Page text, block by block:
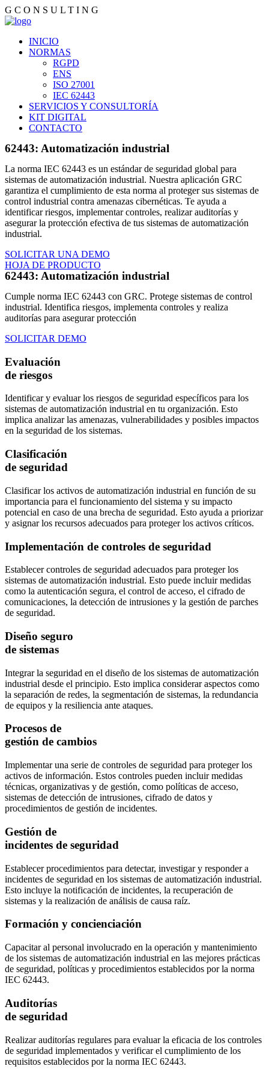
G C O N S U L T I N G
INICIO
NORMAS
RGPD
ENS
ISO 27001
IEC 62443
SERVICIOS Y CONSULTORÍA
KIT DIGITAL
CONTACTO
62443: Automatización industrial
La norma IEC 62443 es un estándar de seguridad global para
sistemas de automatización industrial. Nuestra aplicación GRC
garantiza el cumplimiento de esta norma al proteger sus sistemas de
control industrial contra amenazas cibernéticas. Te ayuda a
identificar riesgos, implementar controles, realizar auditorías y
asegurar la protección efectiva de tus sistemas de automatización
industrial.
SOLICITAR UNA DEMO
HOJA DE PRODUCTO
62443: Automatización industrial ​
Cumple norma IEC 62443 con GRC. Protege sistemas de control
industrial. Identifica riesgos, implementa controles y realiza
auditorías para asegurar protección
SOLICITAR DEMO
Evaluación
de riesgos
Identificar y evaluar los riesgos de seguridad específicos para los
sistemas de automatización industrial en tu organización. Esto
implica analizar las amenazas, vulnerabilidades y posibles impactos
en la seguridad de los sistemas.
Clasificación
de seguridad
Clasificar los activos de automatización industrial en función de su
importancia para el funcionamiento del sistema y su impacto
potencial en caso de una brecha de seguridad. Esto ayuda a priorizar
y asignar los recursos adecuados para proteger los activos críticos.
Implementación de controles de seguridad
Establecer controles de seguridad adecuados para proteger los
sistemas de automatización industrial. Esto puede incluir medidas
como la autenticación segura, el control de acceso, el cifrado de
comunicaciones, la detección de intrusiones y la gestión de parches
de seguridad.
Diseño seguro
de sistemas
Integrar la seguridad en el diseño de los sistemas de automatización
industrial desde el principio. Esto implica considerar aspectos como
la separación de redes, la segmentación de sistemas, la redundancia
de equipos y la resiliencia ante ataques.
Procesos de
gestión de cambios
Implementar una serie de controles de seguridad para proteger los
activos de información. Estos controles pueden incluir medidas
técnicas, organizativas y de gestión, como políticas de acceso,
sistemas de detección de intrusiones, cifrado de datos y
procedimientos de gestión de incidentes.
Gestión de
incidentes de seguridad
Establecer procedimientos para detectar, investigar y responder a
incidentes de seguridad en los sistemas de automatización industrial.
Esto incluye la notificación de incidentes, la recuperación de
sistemas y la realización de análisis de causa raíz.
Formación y concienciación
Capacitar al personal involucrado en la operación y mantenimiento
de los sistemas de automatización industrial en las mejores prácticas
de seguridad, políticas y procedimientos establecidos por la norma
IEC 62443.
Auditorías
de seguridad
Realizar auditorías regulares para evaluar la eficacia de los controles
de seguridad implementados y verificar el cumplimiento de los
requisitos establecidos por la norma IEC 62443.